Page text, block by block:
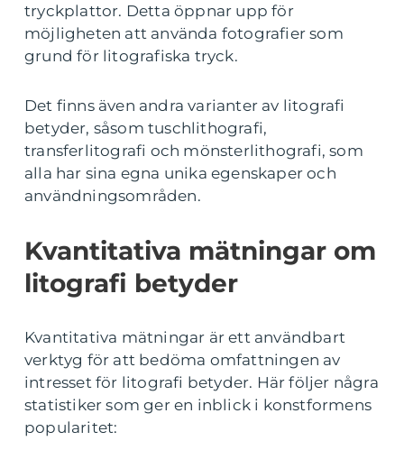
tryckplattor. Detta öppnar upp för
möjligheten att använda fotografier som
grund för litografiska tryck.
Det finns även andra varianter av litografi
betyder, såsom tuschlithografi,
transferlitografi och mönsterlithografi, som
alla har sina egna unika egenskaper och
användningsområden.
Kvantitativa mätningar om
litografi betyder
Kvantitativa mätningar är ett användbart
verktyg för att bedöma omfattningen av
intresset för litografi betyder. Här följer några
statistiker som ger en inblick i konstformens
popularitet: